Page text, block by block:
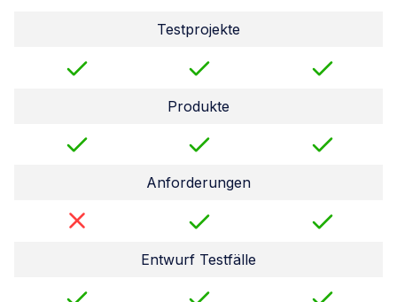
Testprojekte
Produkte
Anforderungen
Entwurf Testfälle